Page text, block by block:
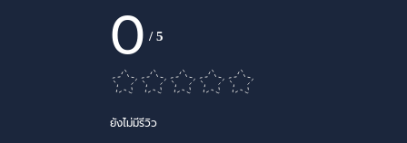
0 /5
ยังไม่มีรีวิว